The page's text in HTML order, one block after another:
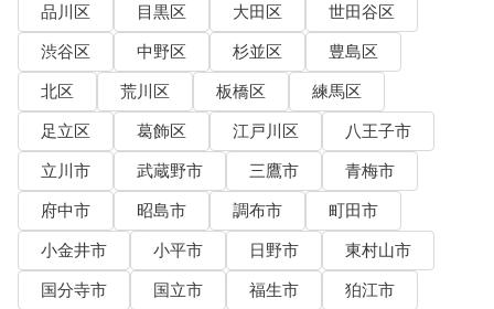
品川区
目黒区 大田区
世田谷区
渋谷区
中野区 杉並区
豊島区
北区
荒川区 板橋区
練馬区
足立区
葛飾区 江戸川区
八王子市
立川市
武蔵野市 三鷹市
青梅市
府中市
昭島市 調布市
町田市
小金井市
小平市 日野市
東村山市
国分寺市
国立市 福生市
狛江市